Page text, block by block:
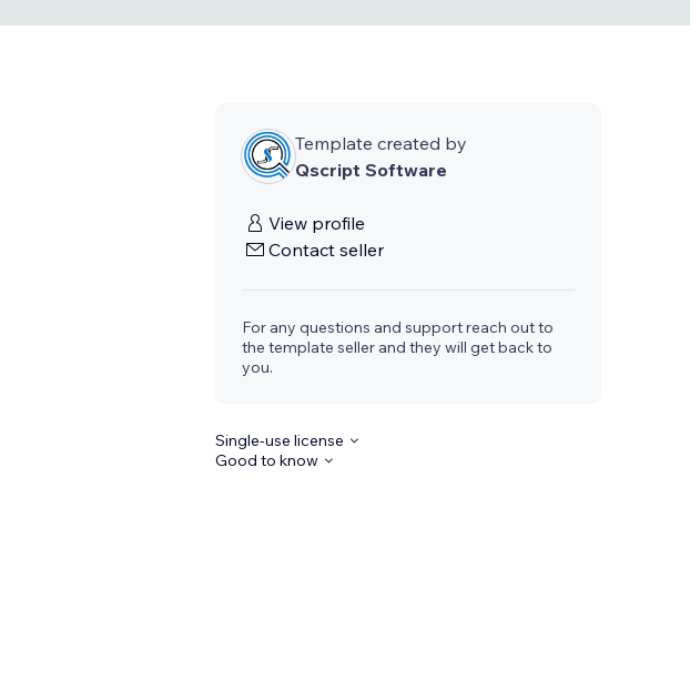
Template created by
Qscript Software
View profile
Contact seller
For any questions and support reach out to
the template seller and they will get back to
you.
Single-use license
Good to know